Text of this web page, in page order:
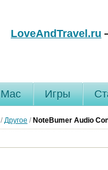
LoveAndTravel.ru
Mac Игры
/ Другое / NoteBumer Audio